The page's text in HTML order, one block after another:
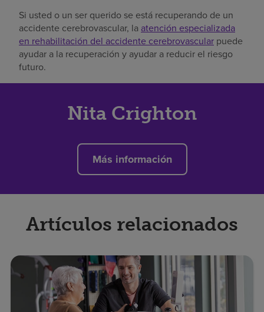
Si usted o un ser querido se está recuperando de un
accidente cerebrovascular, la atención especializada
en rehabilitación del accidente cerebrovascular puede
ayudar a la recuperación y ayudar a reducir el riesgo
futuro.
Nita Crighton
Más información
Artículos relacionados